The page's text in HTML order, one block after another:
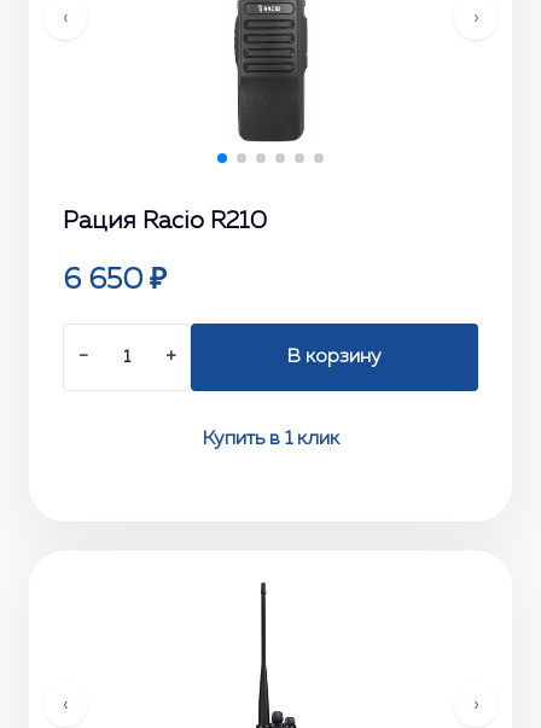
‹ ›
Рация Racio R210
6 650 ₽
− + В корзину
Купить в 1 клик
‹ ›